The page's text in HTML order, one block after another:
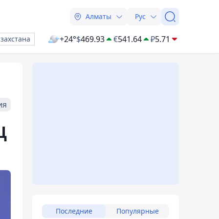
Алматы Рус
+24°$469.93 €541.64 ₽5.71
Последние Популярные